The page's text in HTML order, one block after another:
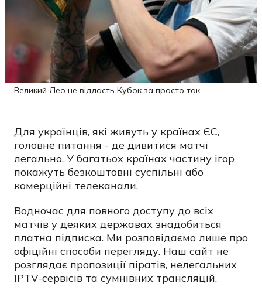
Великий Лео не віддасть Кубок за просто так
Для українців, які живуть у країнах ЄС,
головне питання - де дивитися матчі
легально. У багатьох країнах частину ігор
покажуть безкоштовні суспільні або
комерційні телеканали.
Водночас для повного доступу до всіх
матчів у деяких державах знадобиться
платна підписка. Ми розповідаємо лише про
офіційні способи перегляду. Наш сайт не
розглядає пропозиції піратів, нелегальних
IPTV-сервісів та сумнівних трансляцій.